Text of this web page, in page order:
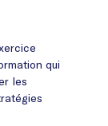
qui
les